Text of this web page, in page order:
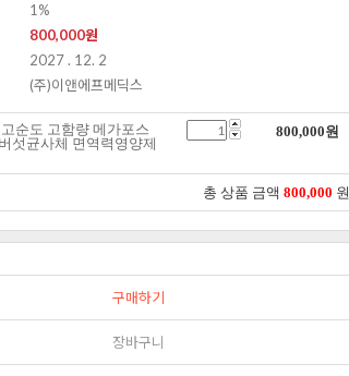
1%
800,000원
2027 . 12. 2
(주)이앤에프메딕스
순도 고함량 메가포스
섯균사체 면역력영양제
800,000원
총 상품 금액 800,000 원
구매하기
장바구니